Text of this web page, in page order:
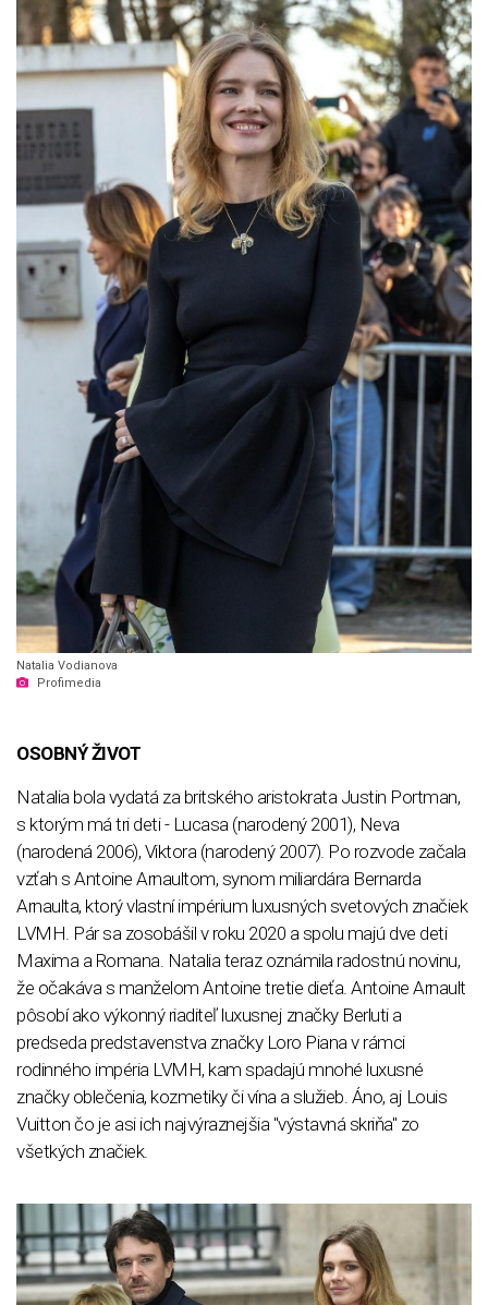
Natalia Vodianova
Profimedia
OSOBNÝ ŽIVOT
Natalia bola vydatá za britského aristokrata Justin Portman,
s ktorým má tri deti - Lucasa (narodený 2001), Neva
(narodená 2006), Viktora (narodený 2007). Po rozvode začala
vzťah s Antoine Arnaultom, synom miliardára Bernarda
Arnaulta, ktorý vlastní impérium luxusných svetových značiek
LVMH. Pár sa zosobášil v roku 2020 a spolu majú dve deti
Maxima a Romana. Natalia teraz oznámila radostnú novinu,
že očakáva s manželom Antoine tretie dieťa. Antoine Arnault
pôsobí ako výkonný riaditeľ luxusnej značky Berluti a
predseda predstavenstva značky Loro Piana v rámci
rodinného impéria LVMH, kam spadajú mnohé luxusné
značky oblečenia, kozmetiky či vína a služieb. Áno, aj Louis
Vuitton čo je asi ich najvýraznejšia "výstavná skriňa" zo
všetkých značiek.